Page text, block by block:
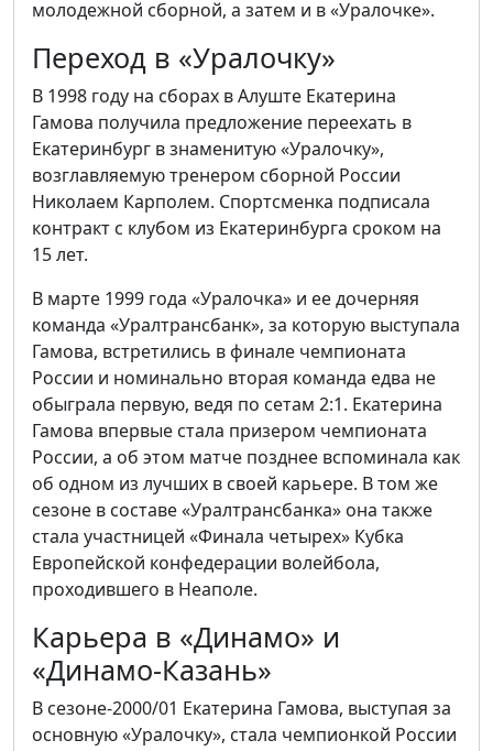
молодежной сборной, а затем и в «Уралочке».
Переход в «Уралочку»
В 1998 году на сборах в Алуште Екатерина
Гамова получила предложение переехать в
Екатеринбург в знаменитую «Уралочку»,
возглавляемую тренером сборной России
Николаем Карполем. Спортсменка подписала
контракт с клубом из Екатеринбурга сроком на
15 лет.
В марте 1999 года «Уралочка» и ее дочерняя
команда «Уралтрансбанк», за которую выступала
Гамова, встретились в финале чемпионата
России и номинально вторая команда едва не
обыграла первую, ведя по сетам 2:1. Екатерина
Гамова впервые стала призером чемпионата
России, а об этом матче позднее вспоминала как
об одном из лучших в своей карьере. В том же
сезоне в составе «Уралтрансбанка» она также
стала участницей «Финала четырех» Кубка
Европейской конфедерации волейбола,
проходившего в Неаполе.
Карьера в «Динамо» и
«Динамо-Казань»
В сезоне-2000/01 Екатерина Гамова, выступая за
основную «Уралочку», стала чемпионкой России